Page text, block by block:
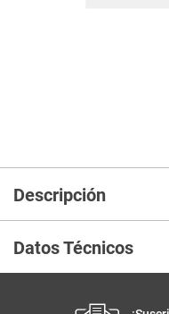
Descripción
Datos Técnicos